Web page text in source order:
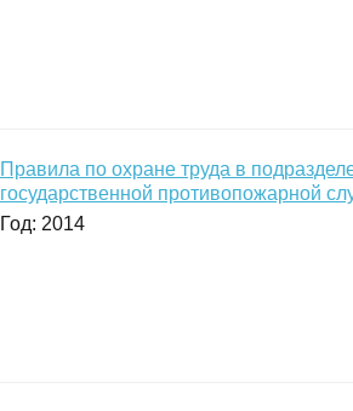
Правила по охране труда в
государственной противопожарной
Год: 2014